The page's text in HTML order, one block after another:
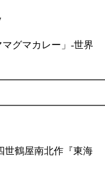
グマカレー」-世界
世鶴屋南北作『東海